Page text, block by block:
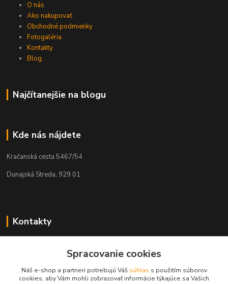
O nás
Ako nakupovať
Obchodné podmienky
Fotogaléria
Kontakty
Blog
Najčítanejšie na blogu
Kde nás nájdete
Kračanská cesta 5467/54
Dunajská Streda, 929 01
Kontakty
+421 908 775 701
info@kantorstav.sk
Spracovanie cookies
Náš e-shop a partneri potrebujú Váš súhlas s použitím súborov
cookies, aby Vám mohli zobrazovať informácie týkajúce sa Vašich